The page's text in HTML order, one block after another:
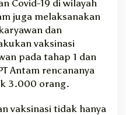
Covid-19 di wilayah
juga melaksanakan
dan
vaksinasi
pada tahap 1 dan
Antam rencananya
3.000 orang.
vaksinasi tidak hanya